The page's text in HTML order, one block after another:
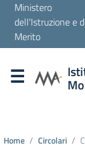
Ministero
dell'Istruzione e
Merito
Home Circolari